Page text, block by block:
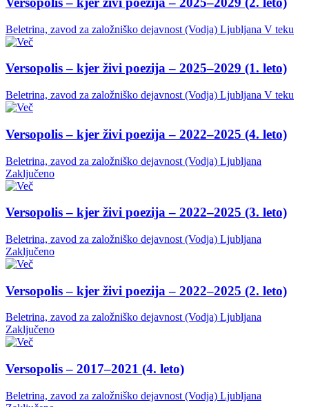
Beletrina, zavod za založniško dejavnost (Vodja) Ljubljana V teku
Versopolis – kjer živi poezija – 2025–2029 (1. leto)
Beletrina, zavod za založniško dejavnost (Vodja) Ljubljana V teku
Versopolis – kjer živi poezija – 2022–2025 (4. leto)
Beletrina, zavod za založniško dejavnost (Vodja) Ljubljana
Zaključeno
Versopolis – kjer živi poezija – 2022–2025 (3. leto)
Beletrina, zavod za založniško dejavnost (Vodja) Ljubljana
Zaključeno
Versopolis – kjer živi poezija – 2022–2025 (2. leto)
Beletrina, zavod za založniško dejavnost (Vodja) Ljubljana
Zaključeno
Versopolis – 2017–2021 (4. leto)
Beletrina, zavod za založniško dejavnost (Vodja) Ljubljana